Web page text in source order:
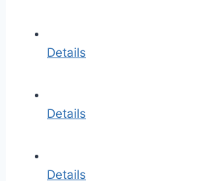
Details
Details
Details